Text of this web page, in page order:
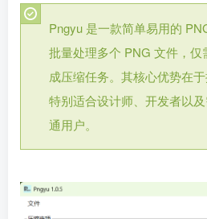
Pngyu 是一款简单易用的
批量处理多个 PNG 文件，
成压缩任务。其核心优势在
特别适合设计师、开发者以
通用户。